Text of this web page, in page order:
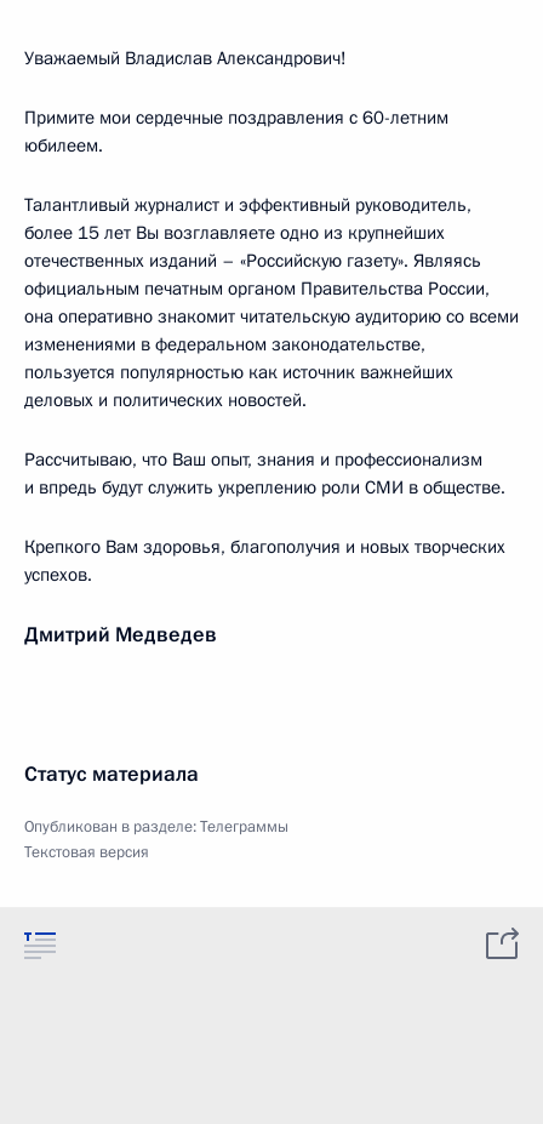
Уважаемый Владислав Александрович!
Примите мои сердечные поздравления с 60-летним
юбилеем.
Талантливый журналист и эффективный руководитель,
более 15 лет Вы возглавляете одно из крупнейших
отечественных изданий – «Российскую газету». Являясь
официальным печатным органом Правительства России,
она оперативно знакомит читательскую аудиторию со всеми
изменениями в федеральном законодательстве,
пользуется популярностью как источник важнейших
деловых и политических новостей.
Рассчитываю, что Ваш опыт, знания и профессионализм
и впредь будут служить укреплению роли СМИ в обществе.
Крепкого Вам здоровья, благополучия и новых творческих
успехов.
Дмитрий Медведев
Статус материала
Опубликован в разделе:Телеграммы
Текстовая версия